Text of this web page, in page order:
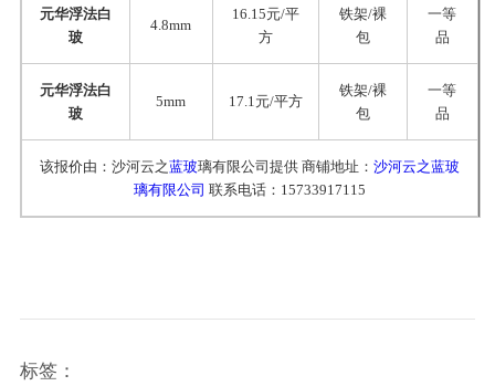
元华浮法白
玻
4.8mm
16.15元/平
方
铁架/裸
包
一等
品
元华浮法白
玻
5mm 17.1元/平方
铁架/裸
包
一等
品
该报价由：沙河云之蓝玻璃有限公司提供 商铺地址： 沙河云之蓝玻
璃有限公司 联系电话：15733917115
标签：